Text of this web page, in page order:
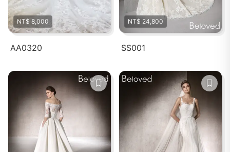
NT$ 8,000
AA0320
NT$ 24,800
SS001